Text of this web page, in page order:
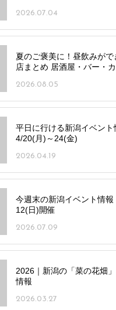
2026.07.04
夏のご褒美に！昼飲みがで
店まとめ 居酒屋・バー・
2026.08.05
平日に行ける新潟イベント
4/20(月)～24(金)
2026.04.19
今週末の新潟イベント情報
12(日)開催
2026.07.09
2026｜新潟の「菜の花畑
情報
2026.03.27